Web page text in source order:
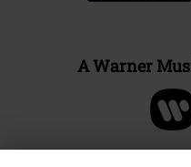
A Warner